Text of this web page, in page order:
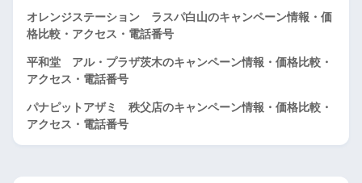
オレンジステーション ラスパ白山のキャンペーン情報・価
格比較・アクセス・電話番号
平和堂 アル・プラザ茨木のキャンペーン情報・価格比較・
アクセス・電話番号
パナピットアザミ 秩父店のキャンペーン情報・価格比較・
アクセス・電話番号